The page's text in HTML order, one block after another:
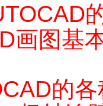
画图基
的